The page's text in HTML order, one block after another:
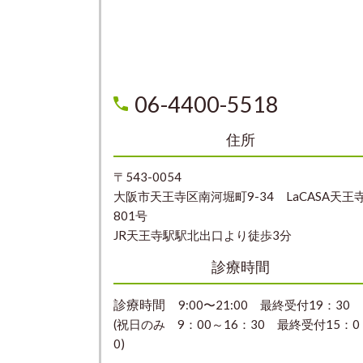
06-4400-5518
住所
〒543-0054
大阪市天王寺区南河堀町9-34 LaCASA天王
801号
JR天王寺駅駅北出口より徒歩3分
診療時間
診療時間 9:00〜21:00 最終受付19：30
(祝日のみ 9：00～16：30 最終受付15：0
0)